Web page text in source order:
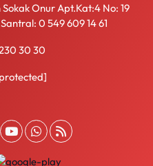
Onur Apt.Kat:4 No: 19
0 549 609 14 61
30 30